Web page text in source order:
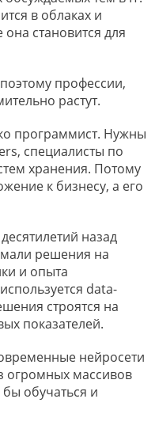
в облаках и
становится для
профессии,
растут.
программист. Нужны
специалисты по
хранения. Потому
к бизнесу, а его
назад
решения на
и опыта
data-
строятся на
показателей.
нейросети
огромных массивов
обучаться и